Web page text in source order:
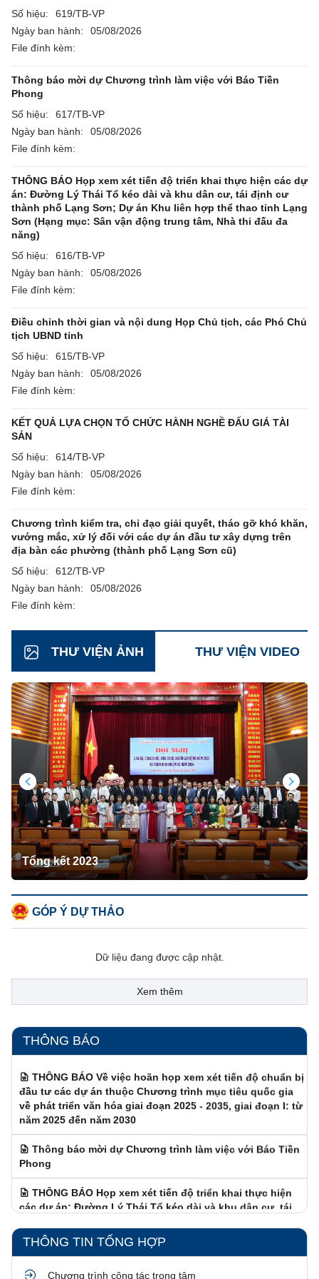
Số hiệu:
619/TB-VP
Ngày ban hành:
05/08/2026
File đính kèm:
Thông báo mời dự Chương trình làm việc với Báo Tiền
Phong
Số hiệu:
617/TB-VP
Ngày ban hành:
05/08/2026
File đính kèm:
THÔNG BÁO Họp xem xét tiến độ triển khai thực hiện các dự
án: Đường Lý Thái Tổ kéo dài và khu dân cư, tái định cư
thành phố Lạng Sơn; Dự án Khu liên hợp thể thao tỉnh Lạng
Sơn (Hạng mục: Sân vận động trung tâm, Nhà thi đấu đa
năng)
Số hiệu:
616/TB-VP
Ngày ban hành:
05/08/2026
File đính kèm:
Điều chỉnh thời gian và nội dung Họp Chủ tịch, các Phó Chủ
tịch UBND tỉnh
Số hiệu:
615/TB-VP
Ngày ban hành:
05/08/2026
File đính kèm:
KẾT QUẢ LỰA CHỌN TỔ CHỨC HÀNH NGHỀ ĐẤU GIÁ TÀI
SẢN
Số hiệu:
614/TB-VP
Ngày ban hành:
05/08/2026
File đính kèm:
Chương trình kiểm tra, chỉ đạo giải quyết, tháo gỡ khó khăn,
vướng mắc, xử lý đối với các dự án đầu tư xây dựng trên
địa bàn các phường (thành phố Lạng Sơn cũ)
Số hiệu:
612/TB-VP
Ngày ban hành:
05/08/2026
File đính kèm:
THƯ VIỆN ẢNH THƯ VIỆN VIDEO
Tổng kết 2023
GÓP Ý DỰ THẢO
Dữ liệu đang được cập nhật.
Xem thêm
THÔNG BÁO
về phát triển văn hóa giai đoạn 2025 - 2035, giai đoạn I: từ
năm 2025 đến năm 2030
Thông báo mời dự Chương trình làm việc với Báo Tiền
Phong
THÔNG BÁO Họp xem xét tiến độ triển khai thực hiện
các dự án: Đường Lý Thái Tổ kéo dài và khu dân cư, tái
định cư thành phố Lạng Sơn; Dự án Khu liên hợp thể thao
tỉnh Lạng Sơn (Hạng mục: Sân vận động trung tâm, Nhà
Điều chỉnh thời gian và nội dung Họp Chủ tịch, các Phó
Chủ tịch UBND tỉnh
THÔNG TIN TỔNG HỢP
Chương trình công tác trọng tâm